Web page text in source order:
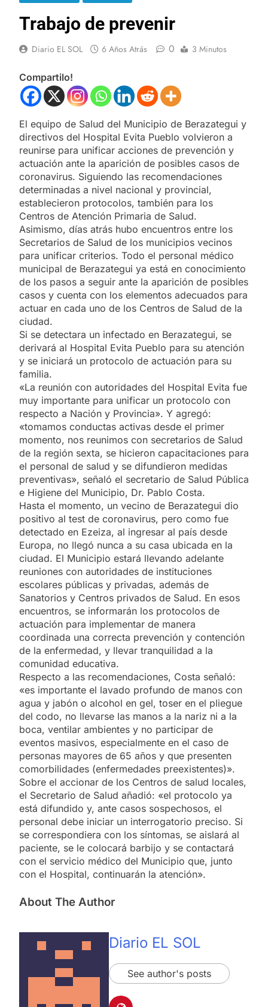
Trabajo de prevenir
Diario EL SOL 6 Años Atrás 0 3 Minutos
Compartilo!
El equipo de Salud del Municipio de Berazategui y
directivos del Hospital Evita Pueblo volvieron a
reunirse para unificar acciones de prevención y
actuación ante la aparición de posibles casos de
coronavirus. Siguiendo las recomendaciones
determinadas a nivel nacional y provincial,
establecieron protocolos, también para los
Centros de Atención Primaria de Salud.
Asimismo, días atrás hubo encuentros entre los
Secretarios de Salud de los municipios vecinos
para unificar criterios. Todo el personal médico
municipal de Berazategui ya está en conocimiento
de los pasos a seguir ante la aparición de posibles
casos y cuenta con los elementos adecuados para
actuar en cada uno de los Centros de Salud de la
ciudad.
Si se detectara un infectado en Berazategui, se
derivará al Hospital Evita Pueblo para su atención
y se iniciará un protocolo de actuación para su
familia.
«La reunión con autoridades del Hospital Evita fue
muy importante para unificar un protocolo con
respecto a Nación y Provincia». Y agregó:
«tomamos conductas activas desde el primer
momento, nos reunimos con secretarios de Salud
de la región sexta, se hicieron capacitaciones para
el personal de salud y se difundieron medidas
preventivas», señaló el secretario de Salud Pública
e Higiene del Municipio, Dr. Pablo Costa.
Hasta el momento, un vecino de Berazategui dio
positivo al test de coronavirus, pero como fue
detectado en Ezeiza, al ingresar al país desde
Europa, no llegó nunca a su casa ubicada en la
ciudad. El Municipio estará llevando adelante
reuniones con autoridades de instituciones
escolares públicas y privadas, además de
Sanatorios y Centros privados de Salud. En esos
encuentros, se informarán los protocolos de
actuación para implementar de manera
coordinada una correcta prevención y contención
de la enfermedad, y llevar tranquilidad a la
comunidad educativa.
Respecto a las recomendaciones, Costa señaló:
«es importante el lavado profundo de manos con
agua y jabón o alcohol en gel, toser en el pliegue
del codo, no llevarse las manos a la nariz ni a la
boca, ventilar ambientes y no participar de
eventos masivos, especialmente en el caso de
personas mayores de 65 años y que presenten
comorbilidades (enfermedades preexistentes)».
Sobre el accionar de los Centros de salud locales,
el Secretario de Salud añadió: «el protocolo ya
está difundido y, ante casos sospechosos, el
personal debe iniciar un interrogatorio preciso. Si
se correspondiera con los síntomas, se aislará al
paciente, se le colocará barbijo y se contactará
con el servicio médico del Municipio que, junto
con el Hospital, continuarán la atención».
About The Author
Diario EL SOL
See author's posts